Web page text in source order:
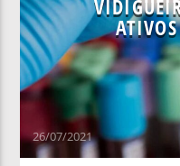
26/07/2021